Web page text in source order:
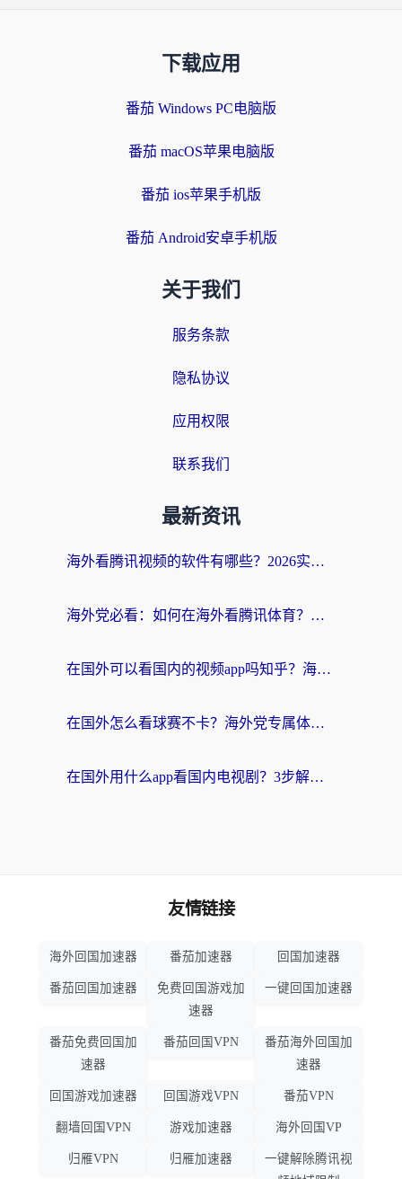
下载应用
番茄 Windows PC电脑版
番茄 macOS苹果电脑版
番茄 ios苹果手机版
番茄 Android安卓手机版
关于我们
服务条款
隐私协议
应用权限
联系我们
最新资讯
海外看腾讯视频的软件有哪些？2026实测有效，留学生都在用的回国加速器指南
海外党必看：如何在海外看腾讯体育？解决赛事直播地区限制的终极指南
在国外可以看国内的视频app吗知乎？海外党亲测有效的追剧加速方案
在国外怎么看球赛不卡？海外党专属体育直播自由指南
在国外用什么app看国内电视剧？3步解决版权限制+卡顿难题
友情链接
海外回国加速器 番茄加速器 回国加速器
番茄回国加速器
免费回国游戏加
速器
一键回国加速器
番茄免费回国加
速器
番茄回国VPN
番茄海外回国加
速器
回国游戏加速器 回国游戏VPN 番茄VPN
翻墙回国VPN 游戏加速器 海外回国VP
归雁VPN 归雁加速器
一键解除腾讯视